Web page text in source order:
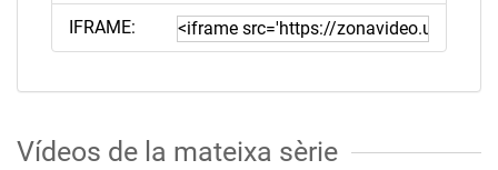
IFRAME:
Vídeos de la mateixa sèrie